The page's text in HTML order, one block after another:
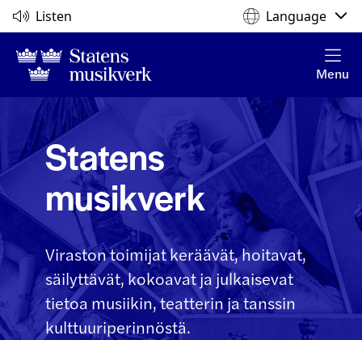
Listen Language
Menu
Statens
musikverk
Viraston toimijat keräävät, hoitavat,
säilyttävät, kokoavat ja julkaisevat
tietoa musiikin, teatterin ja tanssin
kulttuuriperinnöstä.